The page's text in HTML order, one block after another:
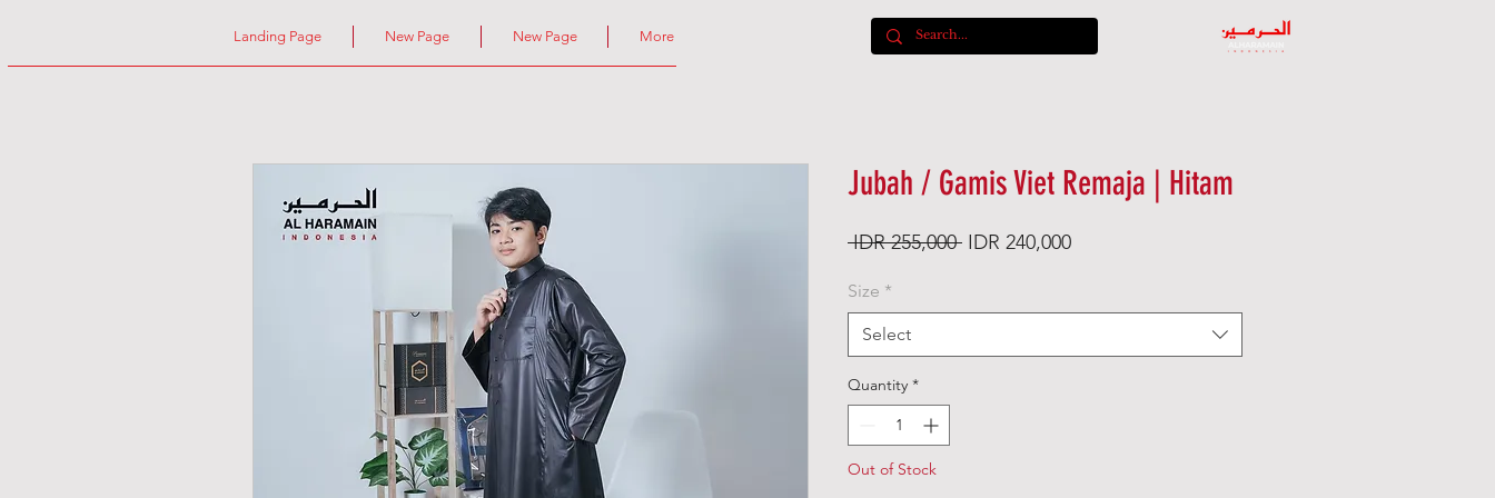
Landing Page New Page New Page More
Jubah / Gamis Viet Remaja | Hitam
IDR 255,000 Regular
IDR 240,000Sale
Size *
Select
Quantity *
Out of Stock